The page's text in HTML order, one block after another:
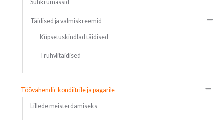
Suhkrumassid
Täidised ja valmiskreemid
Küpsetuskindlad täidised
Trühvlitäidised
Töövahendid kondiitrile ja pagarile
Lillede meisterdamiseks